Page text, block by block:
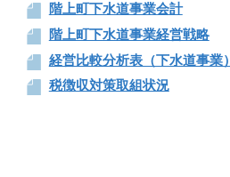
階上町下水道事業会計
階上町下水道事業経営戦略
経営比較分析表（下水道事業）
税徴収対策取組状況